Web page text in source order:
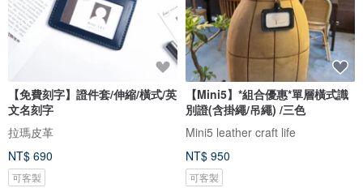
【免費刻字】證件套/伸縮/橫式/英
文名刻字
拉瑪皮革
NT$ 690
可客製
【Mini5】*組合優惠*單層橫式識
別證(含掛繩/吊繩) /三色
Mini5 leather craft life
NT$ 950
可客製